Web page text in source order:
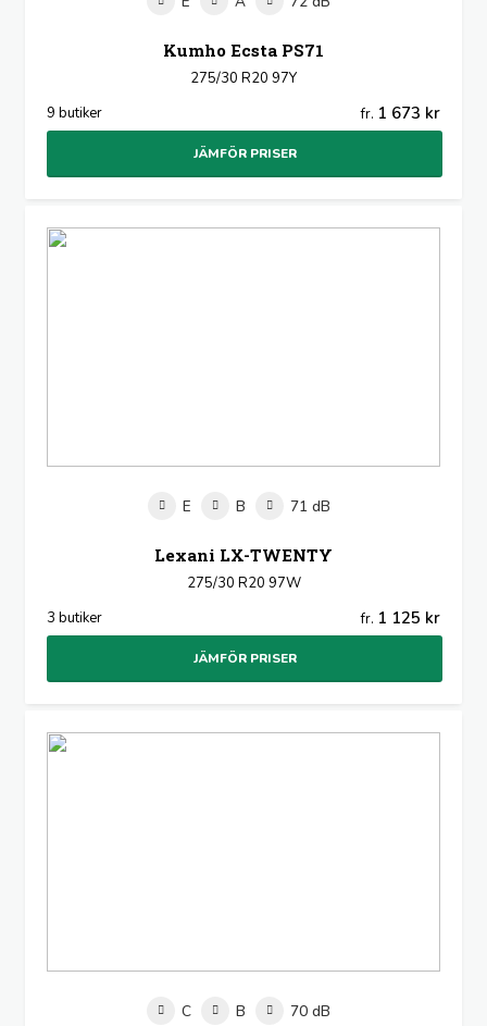
Kumho Ecsta PS71
275/30 R20 97Y
9 butiker
fr. 1 673 kr
JÄMFÖR PRISER
E B 71 dB
Lexani LX-TWENTY
275/30 R20 97W
3 butiker
fr. 1 125 kr
JÄMFÖR PRISER
C B 70 dB